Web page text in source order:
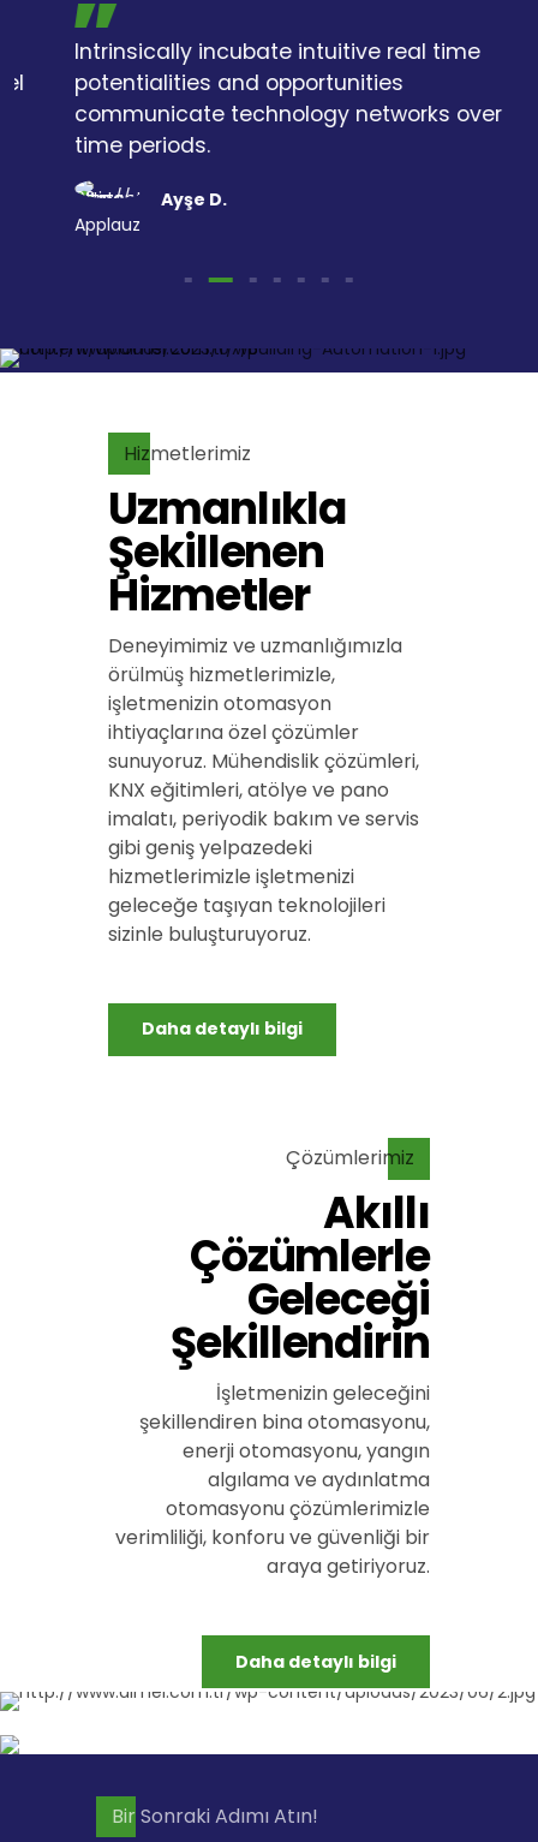
Intrinsically incubate intuitive real time
potentialities and opportunities
communicate technology networks over
time periods.
Ayşe D.
Applauz
Hizmetlerimiz
Uzmanlıkla
Şekillenen
Hizmetler
Deneyimimiz ve uzmanlığımızla
örülmüş hizmetlerimizle,
işletmenizin otomasyon
ihtiyaçlarına özel çözümler
sunuyoruz. Mühendislik çözümleri,
KNX eğitimleri, atölye ve pano
imalatı, periyodik bakım ve servis
gibi geniş yelpazedeki
hizmetlerimizle işletmenizi
geleceğe taşıyan teknolojileri
sizinle buluşturuyoruz.
Daha detaylı bilgi
Çözümlerimiz
Akıllı
Çözümlerle
Geleceği
Şekillendirin
İşletmenizin geleceğini
şekillendiren bina otomasyonu,
enerji otomasyonu, yangın
algılama ve aydınlatma
otomasyonu çözümlerimizle
verimliliği, konforu ve güvenliği bir
araya getiriyoruz.
Daha detaylı bilgi
Bir Sonraki Adımı Atın!